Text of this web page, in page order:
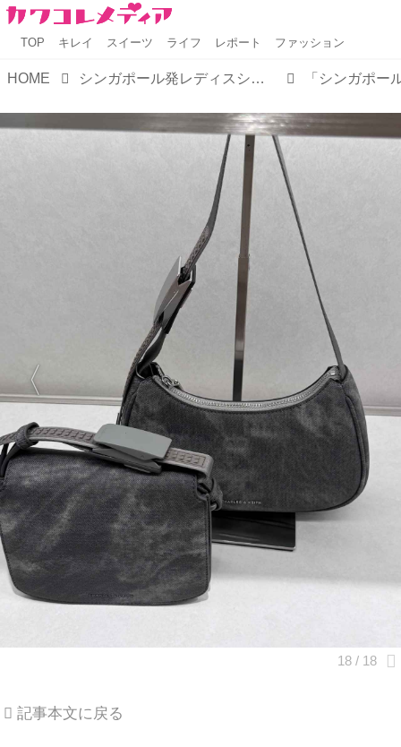
TOP キレイ スイーツ ライフ レポート ファッション
HOME シンガポール発レディスシューズ・バッグブランド【CHARLES & KEITH FW COLLECTION 2024】
記事本文に戻る